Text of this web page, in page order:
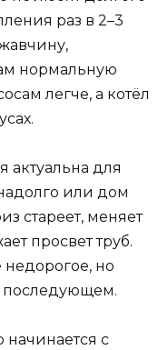
раз в 2–3
нормальную
легче, а котёл
актуальна для
или дом
стареет, меняет
просвет труб.
но
последующем.
начинается с